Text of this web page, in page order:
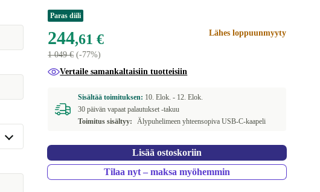
Paras diili
244,61 €
1 049 €(-77%)
Lähes loppuunmyyty
Vertaile samankaltaisiin tuotteisiin
Sisältää toimituksen: 10. Elok. - 12. Elok.
30 päivän vapaat palautukset -takuu
Toimitus sisältyy:
Älypuhelimeen yhteensopiva USB-C-kaapeli
Lisää ostoskoriin
Tilaa nyt – maksa myöhemmin